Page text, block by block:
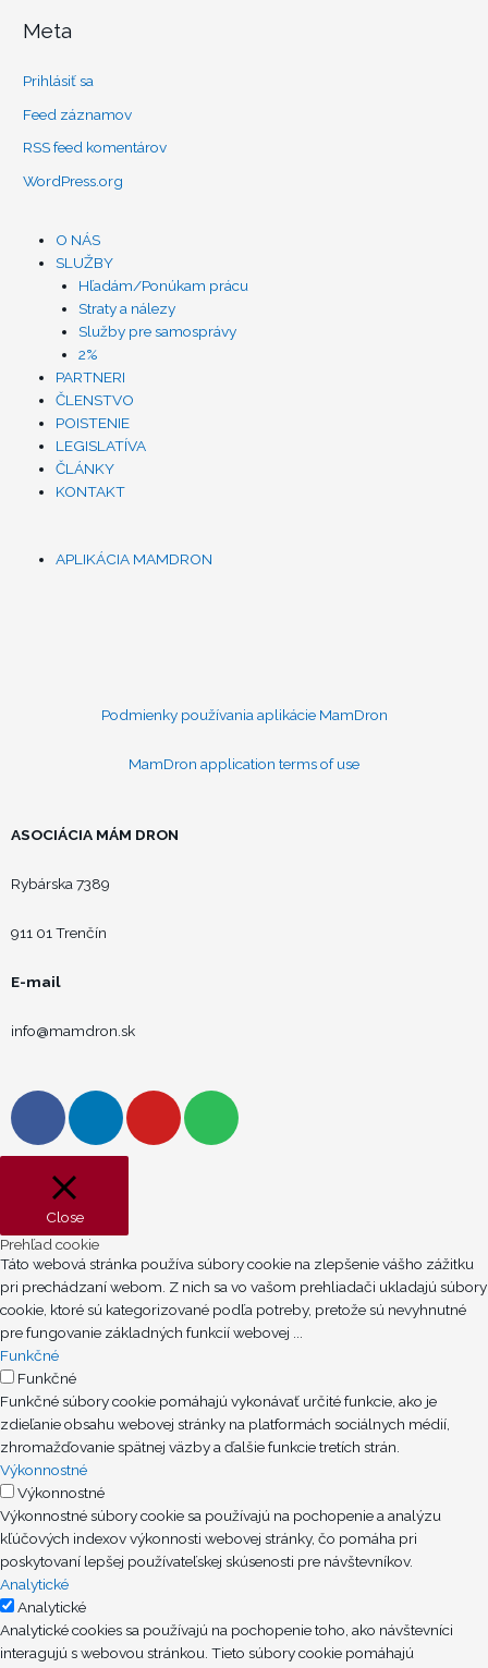
Meta
Prihlásiť sa
Feed záznamov
RSS feed komentárov
WordPress.org
Menu
O NÁS
SLUŽBY
Hľadám/Ponúkam prácu
Straty a nálezy
Služby pre samosprávy
2%
PARTNERI
ČLENSTVO
POISTENIE
LEGISLATÍVA
ČLÁNKY
KONTAKT
Menu APLIKÁCIA MAMDRON
Podmienky používania aplikácie MamDron
MamDron application terms of use
ASOCIÁCIA MÁM DRON
Rybárska 7389
911 01 Trenčín
E-mail
info@mamdron.sk
F
c
b
o
o
k
L
n
d
i
n
Y
e
S
y
Close
Prehľad cookie
Táto webová stránka používa súbory cookie na zlepšenie vášho zážitku
pri prechádzaní webom. Z nich sa vo vašom prehliadači ukladajú súbory
cookie, ktoré sú kategorizované podľa potreby, pretože sú nevyhnutné
pre fungovanie základných funkcií webovej
Funkčné
Funkčné
Funkčné súbory cookie pomáhajú vykonávať určité funkcie, ako je
zdieľanie obsahu webovej stránky na platformách sociálnych médií,
zhromažďovanie spätnej väzby a ďalšie funkcie tretích strán.
Výkonnostné
Výkonnostné
Výkonnostné súbory cookie sa používajú na pochopenie a analýzu
kľúčových indexov výkonnosti webovej stránky, čo pomáha pri
poskytovaní lepšej používateľskej skúsenosti pre návštevníkov.
Analytické
Analytické
Analytické cookies sa používajú na pochopenie toho, ako návštevníci
interagujú s webovou stránkou. Tieto súbory cookie pomáhajú